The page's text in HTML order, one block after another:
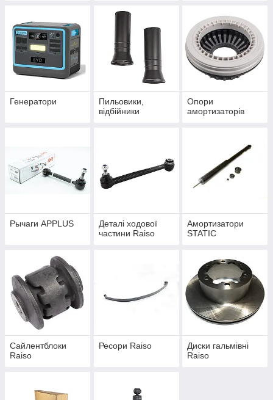
Генератори
Пильовики,
відбійники
Опори
амортизаторів
Рычаги APPLUS
Деталі ходової
частини Raiso
Амортизатори
STATIC
Сайлентблоки
Raiso
Ресори Raiso
Диски гальмівні
Raiso